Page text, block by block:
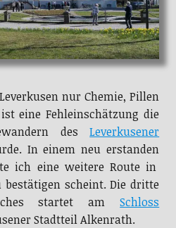
nur Chemie, Pillen
eine Fehleinschätzung die
desLeverkusener
In einem neu erstanden
ich eine weitere Route in
bestätigen scheint. Die dritte
startet amSchloss
Stadtteil Alkenrath.